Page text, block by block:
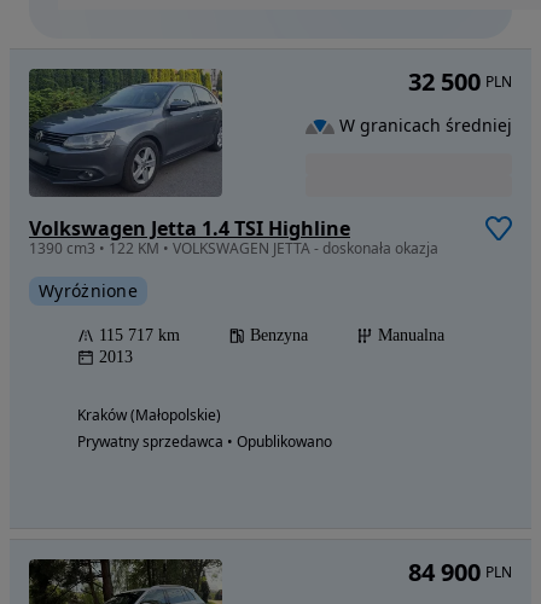
Volkswagen Jetta 1.4 TSI Highline
1390 cm3 • 122 KM • VOLKSWAGEN JETTA - doskonała okazja
Wyróżnione
115 717 km Benzyna
Manualna
2013
Kraków (Małopolskie)
Prywatny sprzedawca • Opublikowano
32 500 PLN
W granicach średniej
84 900 PLN